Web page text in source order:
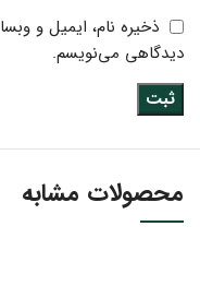
ذخیره نام، ایمیل و
دیدگاهی می‌نویسم.
محصولات مشابه